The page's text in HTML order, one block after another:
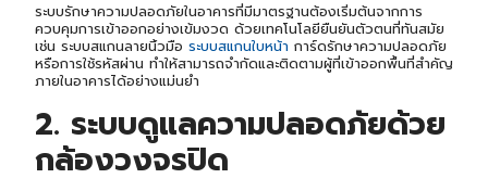
ระบบรักษาความปลอดภัยในอาคารที่มีมาตรฐานต้องเริ่มต้นจากการ
ควบคุมการเข้าออกอย่างเข้มงวด ด้วยเทคโนโลยียืนยันตัวตนที่ทันสมัย
เช่น ระบบสแกนลายนิ้วมือ ระบบสแกนใบหน้า การ์ดรักษาความปลอดภัย
หรือการใช้รหัสผ่าน ทำให้สามารถจำกัดและติดตามผู้ที่เข้าออกพื้นที่สำคัญ
ภายในอาคารได้อย่างแม่นยำ
2. ระบบดูแลความปลอดภัยด้วย
กล้องวงจรปิด